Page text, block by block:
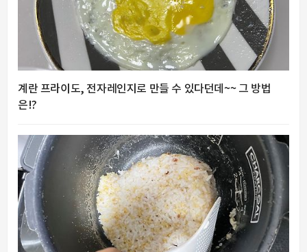
계란 프라이도, 전자레인지로 만들 수 있다던데~~ 그 방법
은!?